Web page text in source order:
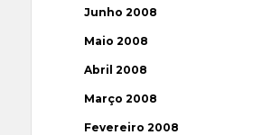
Junho 2008
Maio 2008
Abril 2008
Março 2008
Fevereiro 2008